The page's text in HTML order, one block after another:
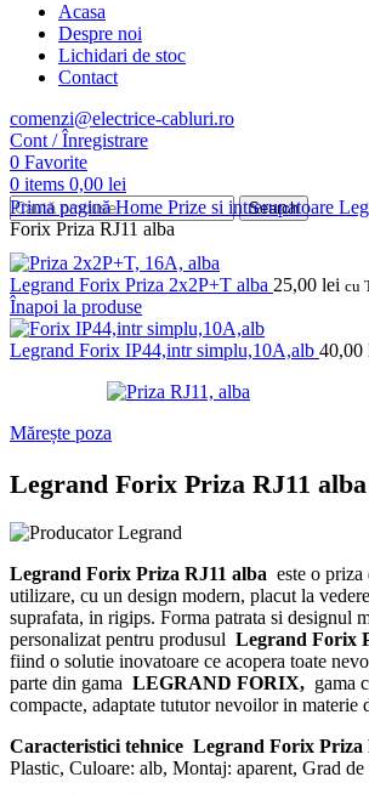
Acasa
Despre noi
Lichidari de stoc
Contact
comenzi@electrice-cabluri.ro
Cont / Înregistrare
0 Favorite
0 items 0,00 lei
Search
Prima paginăHome Prize si intrerupatoare
Forix Priza RJ11 alba
Legrand Forix Priza 2x2P+T alba 25,00 lei cu
Înapoi la produse
Legrand Forix IP44,intr simplu,10A,alb 40,00
Mărește poza
Legrand Forix Priza RJ11 alba
Legrand Forix Priza RJ11 alba este o priza
utilizare, cu un design modern, placut la
suprafata, in rigips. Forma patrata si designul
personalizat pentru produsul Legrand Forix
fiind o solutie inovatoare ce acopera toate
parte din gama LEGRAND FORIX, gama
compacte, adaptate tututor nevoilor in materie
Caracteristici tehnice Legrand Forix Priza
Plastic, Culoare: alb, Montaj: aparent, Grad